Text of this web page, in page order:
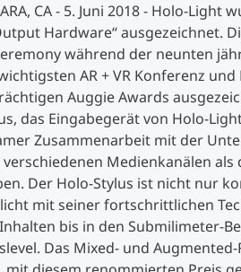
CA - 5. Juni 2018 - Holo-
Hardware“ ausgezeichnet.
während der neunten
AR + VR Konferenz
Auggie Awards
das Eingabegerät von Holo-
Zusammenarbeit mit der
Medienkanälen
Der Holo-Stylus ist nicht nur
mit seiner fortschrittlichen
bis in den Submilimeter-
Das Mixed- und